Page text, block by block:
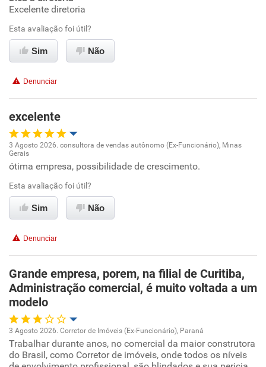
Benefícios
Recomenda esta empresa
Excelente diretoria
Esta avaliação foi útil?
Sim Não
Denunciar
excelente
Oportunidade de promoção
Ambiente de trabalho
Conciliação com a vida familiar
Recomenda esta empresa
Recomenda a diretoria
3 Agosto 2026. consultora de vendas autônomo (Ex-Funcionário), Minas
Gerais
ótima empresa, possibilidade de crescimento.
Esta avaliação foi útil?
Sim Não
Denunciar
Grande empresa, porem, na filial de Curitiba,
Administração comercial, é muito voltada a um
modelo
Oportunidade de promoção
3 Agosto 2026. Corretor de Imóveis (Ex-Funcionário), Paraná
Trabalhar durante anos, no comercial da maior construtora
do Brasil, como Corretor de imóveis, onde todos os níveis